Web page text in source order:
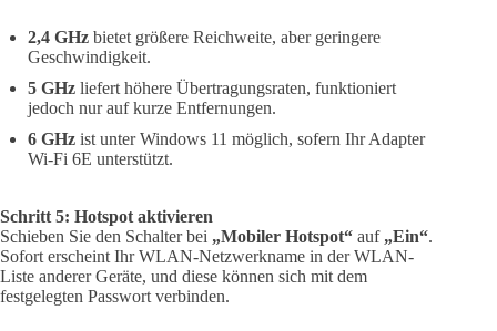
2,4 GHz bietet größere Reichweite, aber geringere
Geschwindigkeit.
5 GHz liefert höhere Übertragungsraten, funktioniert
jedoch nur auf kurze Entfernungen.
6 GHz ist unter Windows 11 möglich, sofern Ihr Adapter
Wi-Fi 6E unterstützt.
Schritt 5: Hotspot aktivieren
Schieben Sie den Schalter bei „Mobiler Hotspot“ auf „Ein“.
Sofort erscheint Ihr WLAN-Netzwerkname in der WLAN-
Liste anderer Geräte, und diese können sich mit dem
festgelegten Passwort verbinden.